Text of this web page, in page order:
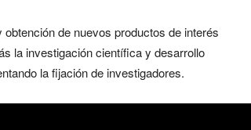
obtención de nuevos productos de interés
la investigación científica y desarrollo
la fijación de investigadores.